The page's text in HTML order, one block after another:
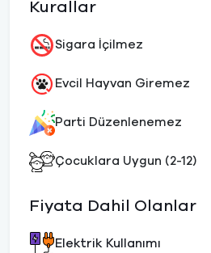
Kurallar
Sigara İçilmez
Evcil Hayvan Giremez
Parti Düzenlenemez
Çocuklara Uygun (2-12)
Fiyata Dahil Olanlar
Elektrik Kullanımı